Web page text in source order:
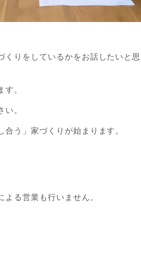
くりをしているかをお話したいと
。
。
う」家づくりが始まります。
る営業も⾏いません。